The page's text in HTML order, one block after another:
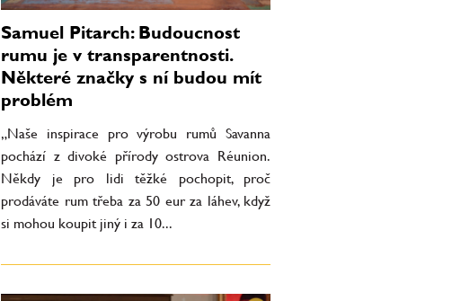
Samuel Pitarch: Budoucnost
rumu je v transparentnosti.
Některé značky s ní budou mít
problém
„Naše inspirace pro výrobu rumů Savanna
pochází z divoké přírody ostrova Réunion.
Někdy je pro lidi těžké pochopit, proč
prodáváte rum třeba za 50 eur za láhev, když
si mohou koupit jiný i za 10...